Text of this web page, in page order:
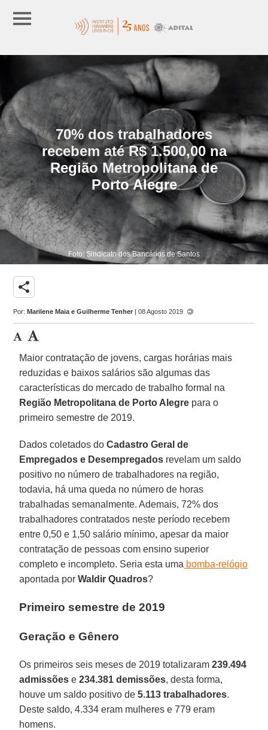
70% dos trabalhadores
recebem até R$ 1.500,00 na
Região Metropolitana de
Porto Alegre
Foto: Sindicato dos Bancários de Santos
share
Por:Marilene Maia e Guilherme Tenher | 08 Agosto 2019
Maior contratação de jovens, cargas horárias mais
reduzidas e baixos salários são algumas das
características do mercado de trabalho formal na
Região Metropolitana de Porto Alegre para o
primeiro semestre de 2019.
Dados coletados doCadastro Geral de
Empregados e Desempregados revelam um saldo
positivo no número de trabalhadores na região,
todavia, há uma queda no número de horas
trabalhadas semanalmente. Ademais, 72% dos
trabalhadores contratados neste período recebem
entre 0,50 e 1,50 salário mínimo, apesar da maior
contratação de pessoas com ensino superior
completo e incompleto. Seria esta uma bomba-relógio
apontada porWaldir Quadros?
Primeiro semestre de 2019
Geração e Gênero
Os primeiros seis meses de 2019 totalizaram239.494
admissões e234.381 demissões, desta forma,
houve um saldo positivo de 5.113 trabalhadores.
Deste saldo, 4.334 eram mulheres e 779 eram
homens.